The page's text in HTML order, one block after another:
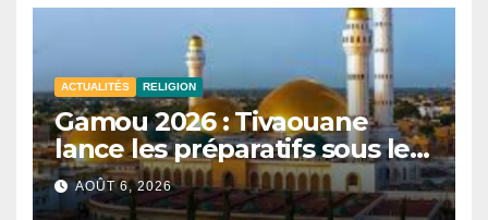
ACTUALITÉS RELIGION
Gamou 2026 : Tivaouane
lance les préparatifs sous le
signe de l’unité et du Tawhid.
AOÛT 6, 2026